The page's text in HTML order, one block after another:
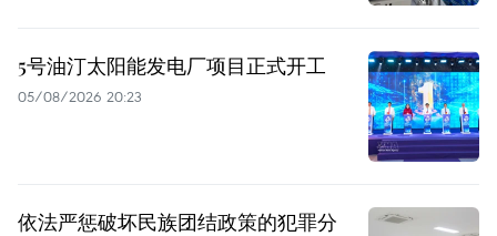
5号油汀太阳能发电厂项目正式开工
05/08/2026 20:23
依法严惩破坏民族团结政策的犯罪分